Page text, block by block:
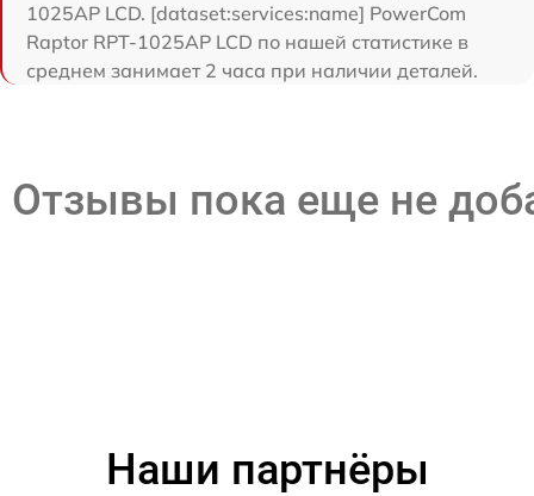
1025AP LCD. [dataset:services:name] PowerCom
Raptor RPT-1025AP LCD по нашей статистике в
среднем занимает 2 часа при наличии деталей.
Отзывы пока еще не
Наши партнёры